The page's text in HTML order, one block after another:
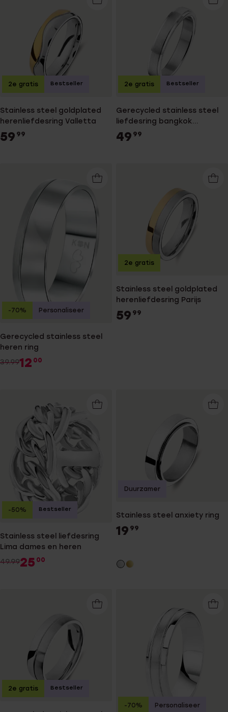
Stainless steel goldplated
herenliefdesring Valletta
59 99
2e gratis Bestseller
Gerecycled stainless steel
liefdesring bangkok
dames&heren
49 99
2e gratis Bestseller
Gerecycled stainless steel
heren ring
39.9912 00
-70% Personaliseer
Stainless steel goldplated
herenliefdesring Parijs
59 99
2e gratis
Stainless steel liefdesring
Lima dames en heren
49.9925 00
-50% Bestseller
Stainless steel anxiety ring
19 99
Duurzamer
2e gratis Bestseller
-70% Personaliseer